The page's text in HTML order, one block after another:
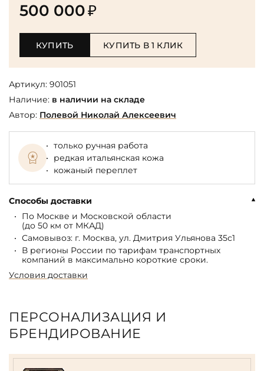
500 000₽
КУПИТЬ КУПИТЬ В 1 КЛИК
Артикул: 901051
Наличие: в наличии на складе
Автор: Полевой Николай Алексеевич
только ручная работа
редкая итальянская кожа
кожаный переплет
Способы доставки
По Москве и Московской области
(до 50 км от МКАД)
Самовывоз: г. Москва, ул. Дмитрия Ульянова 35с1
В регионы России по тарифам транспортных
компаний в максимально короткие сроки.
Условия доставки
ПЕРСОНАЛИЗАЦИЯ И
БРЕНДИРОВАНИЕ